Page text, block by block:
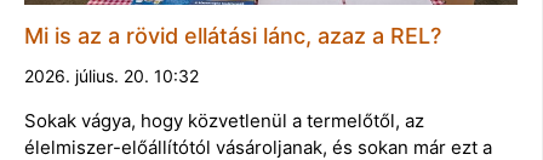
Mi is az a rövid ellátási lánc, azaz a REL?
2026. július. 20. 10:32
Sokak vágya, hogy közvetlenül a termelőtől, az
élelmiszer-előállítótól vásároljanak, és sokan már ezt a